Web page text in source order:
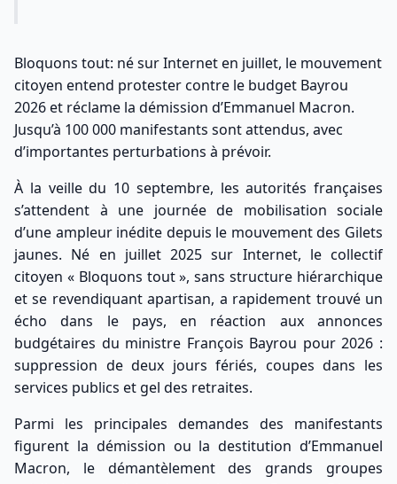
Bloquons tout: né sur Internet en juillet, le mouvement
citoyen entend protester contre le budget Bayrou
2026 et réclame la démission d’Emmanuel Macron.
Jusqu’à 100 000 manifestants sont attendus, avec
d’importantes perturbations à prévoir.
À la veille du 10 septembre, les autorités françaises
s’attendent à une journée de mobilisation sociale
d’une ampleur inédite depuis le mouvement des Gilets
jaunes. Né en juillet 2025 sur Internet, le collectif
citoyen « Bloquons tout », sans structure hiérarchique
et se revendiquant apartisan, a rapidement trouvé un
écho dans le pays, en réaction aux annonces
budgétaires du ministre François Bayrou pour 2026 :
suppression de deux jours fériés, coupes dans les
services publics et gel des retraites.
Parmi les principales demandes des manifestants
figurent la démission ou la destitution d’Emmanuel
Macron, le démantèlement des grands groupes